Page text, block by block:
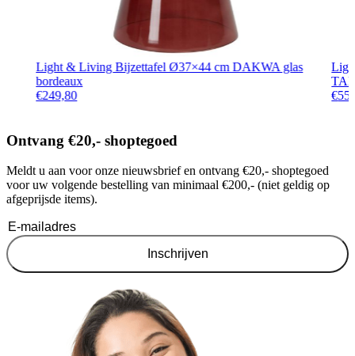
Light & Living Bijzettafel Ø37×44 cm DAKWA glas
bordeaux
€249,80
€
Ontvang €20,- shoptegoed
Meldt u aan voor onze nieuwsbrief en ontvang €20,- shoptegoed
voor uw volgende bestelling van minimaal €200,- (niet geldig op
afgeprijsde items).
Inschrijven